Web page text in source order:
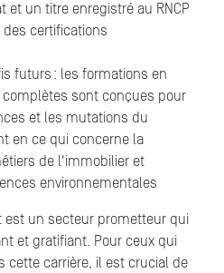
et un titre enregistré au RNCP
des certifications
futurs : les formations en
sont conçues pour
et les mutations du
en ce qui concerne la
de l'immobilier et
environnementales
est un secteur prometteur qui
et gratifiant. Pour ceux qui
cette carrière, il est crucial de